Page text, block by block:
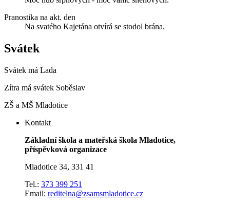
Pranostika na akt. den
Na svatého Kajetána otvírá se stodol brána.
Svátek
Svátek má Lada
Zítra má svátek Soběslav
ZŠ a MŠ Mladotice
Kontakt
Základní škola a mateřská škola Mladotice,
příspěvková organizace
Mladotice 34, 331 41
Tel.: 373 399 251
Email: reditelna@zsamsmladotice.cz